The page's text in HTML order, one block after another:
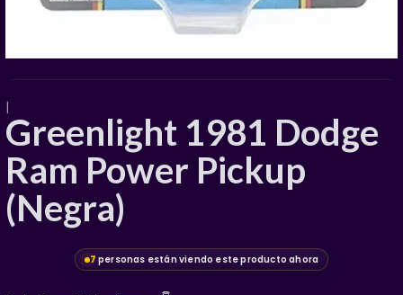
|
Greenlight 1981 Dodge
Ram Power Pickup
(Negra)
7 personas están viendo este producto ahora